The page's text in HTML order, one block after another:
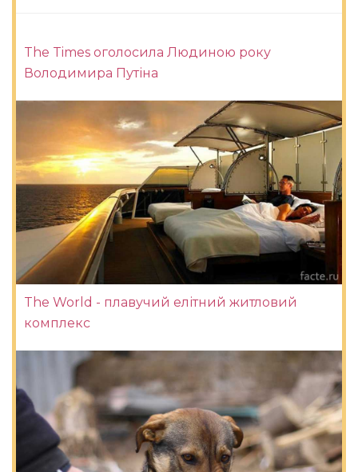
The Times оголосила Людиною року
Володимира Путіна
The World - плавучий елітний житловий
комплекс